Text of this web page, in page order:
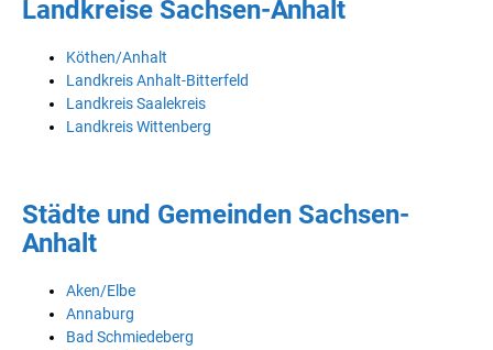
Landkreise Sachsen-Anhalt
Köthen/Anhalt
Landkreis Anhalt-Bitterfeld
Landkreis Saalekreis
Landkreis Wittenberg
Städte und Gemeinden Sachsen-
Anhalt
Aken/Elbe
Annaburg
Bad Schmiedeberg